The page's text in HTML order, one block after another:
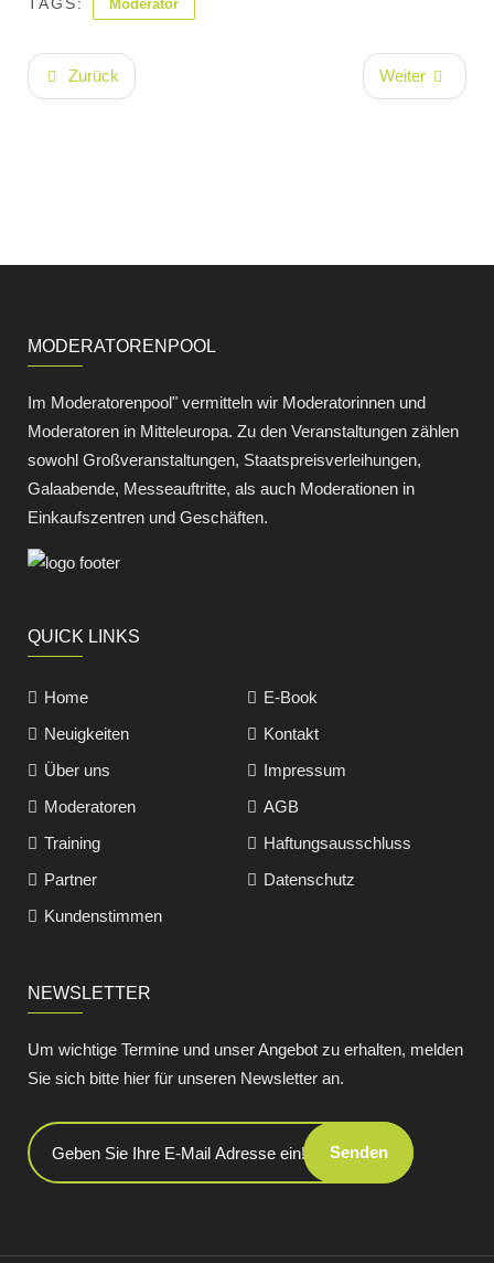
Moderator
Zurück Weiter
MODERATORENPOOL
Im Moderatorenpool" vermitteln wir Moderatorinnen und
Moderatoren in Mitteleuropa. Zu den Veranstaltungen zählen
sowohl Großveranstaltungen, Staatspreisverleihungen,
Galaabende, Messeauftritte, als auch Moderationen in
Einkaufszentren und Geschäften.
QUICK LINKS
Home
E-Book
Neuigkeiten
Kontakt
Über uns
Impressum
Moderatoren
AGB
Training
Haftungsausschluss
Partner
Datenschutz
Kundenstimmen
NEWSLETTER
Um wichtige Termine und unser Angebot zu erhalten, melden
Sie sich bitte hier für unseren Newsletter an.
Senden